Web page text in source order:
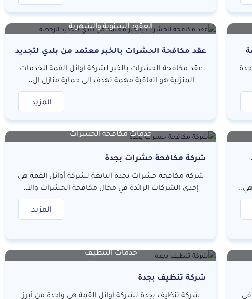
العقود السنوية والشهرية
عقد مكافحة الحشرات بالخبر معتمد من بلدي لتجديد
الرخصة
عقد مكافحة الحشرات بالخبر لشركة أوائل القمة للخدمات
المنزلية هو اتفاقية مهمة تهدف إلى حماية منازل ال..
المزيد
خدمات مكافحة الحشرات
شركة مكافحة حشرات بجدة
شركة مكافحة حشرات بجدة التابعة لشركة أوائل القمة هي
إحدى الشركات الرائدة في مجال مكافحة الحشرات والآ..
المزيد
في
خدمات التنظيف
شركة تنظيف بجدة
شركة تنظيف بجدة لشركة أوائل القمة هي واحدة من أبرز